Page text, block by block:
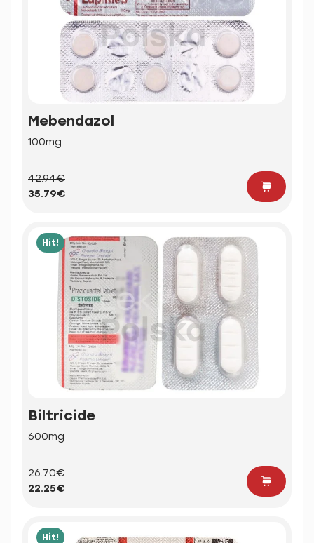
Mebendazol
100mg
42.94€
35.79€
Hit!
Biltricide
600mg
26.70€
22.25€
Hit!